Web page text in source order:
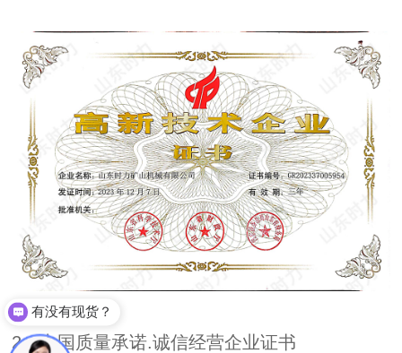
2、中国质量承诺.诚信经营企业证书
有没有现货？